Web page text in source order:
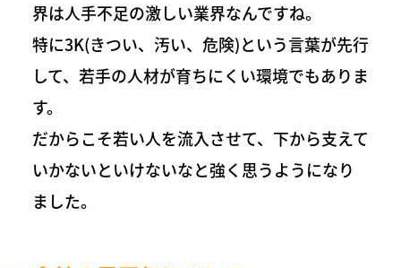
界は人手不足の激しい業界なんですね。
特に3K(きつい、汚い、危険)という言葉が先行
して、若手の人材が育ちにくい環境でもありま
す。
だからこそ若い人を流入させて、下から支えて
いかないといけないなと強く思うようになり
ました。